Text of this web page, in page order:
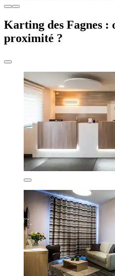
Karting des Fagnes :
proximité ?